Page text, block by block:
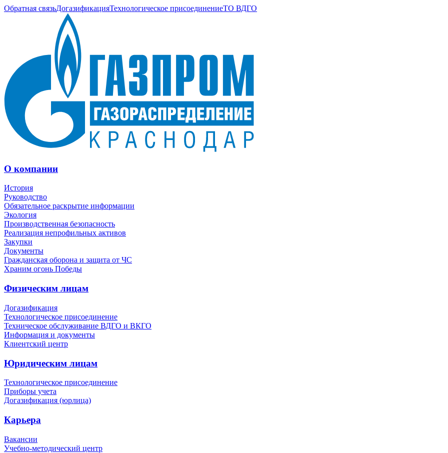
Обратная связьДогазификацияТехнологическое присоединениеТО ВДГО
О компании
История
Руководство
Обязательное раскрытие информации
Экология
Производственная безопасность
Реализация непрофильных активов
Закупки
Документы
Гражданская оборона и защита от ЧС
Храним огонь Победы
Физическим лицам
Догазификация
Технологическое присоединение
Техническое обслуживание ВДГО и ВКГО
Информация и документы
Клиентский центр
Юридическим лицам
Технологическое присоединение
Приборы учета
Догазификация (юрлица)
Карьера
Вакансии
Учебно-методический центр